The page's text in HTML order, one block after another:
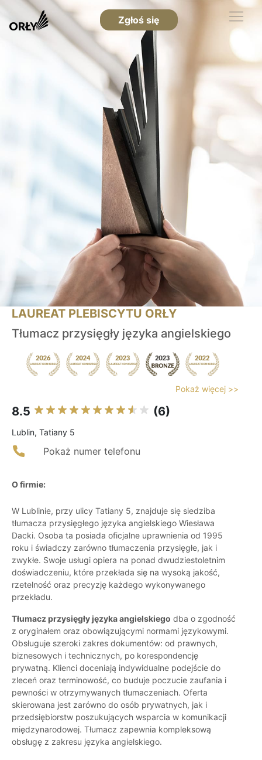
Zgłoś się
LAUREAT PLEBISCYTU ORŁY
Tłumacz przysięgły języka angielskiego
Pokaż więcej >>
8.5 (6)
Lublin, Tatiany 5
Pokaż numer telefonu
O firmie:
W Lublinie, przy ulicy Tatiany 5, znajduje się siedziba
tłumacza przysięgłego języka angielskiego Wiesława
Dacki. Osoba ta posiada oficjalne uprawnienia od 1995
roku i świadczy zarówno tłumaczenia przysięgłe, jak i
zwykłe. Swoje usługi opiera na ponad dwudziestoletnim
doświadczeniu, które przekłada się na wysoką jakość,
rzetelność oraz precyzję każdego wykonywanego
przekładu.
Tłumacz przysięgły języka angielskiego dba o zgodność
z oryginałem oraz obowiązującymi normami językowymi.
Obsługuje szeroki zakres dokumentów: od prawnych,
biznesowych i technicznych, po korespondencję
prywatną. Klienci doceniają indywidualne podejście do
zleceń oraz terminowość, co buduje poczucie zaufania i
pewności w otrzymywanych tłumaczeniach. Oferta
skierowana jest zarówno do osób prywatnych, jak i
przedsiębiorstw poszukujących wsparcia w komunikacji
międzynarodowej. Tłumacz zapewnia kompleksową
obsługę z zakresu języka angielskiego.